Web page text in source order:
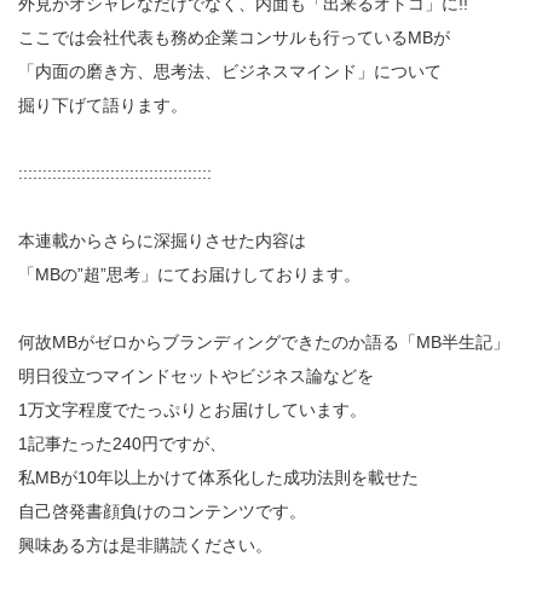
外見がオシャレなだけでなく、内面も「出来るオトコ」に!!
ここでは会社代表も務め企業コンサルも行っているMBが
「内面の磨き方、思考法、ビジネスマインド」について
掘り下げて語ります。
::::::::::::::::::::::::::::::::::::::::
本連載からさらに深掘りさせた内容は
「MBの”超”思考」にてお届けしております。
何故MBがゼロからブランディングできたのか語る「MB半生記」
明日役立つマインドセットやビジネス論などを
1万文字程度でたっぷりとお届けしています。
1記事たった240円ですが、
私MBが10年以上かけて体系化した成功法則を載せた
自己啓発書顔負けのコンテンツです。
興味ある方は是非購読ください。